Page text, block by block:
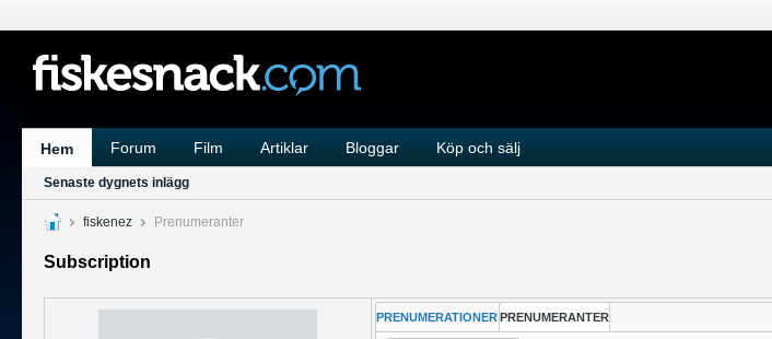
Hem Forum Film Artiklar Bloggar Köp och sälj
Senaste dygnets inlägg
fiskenez Prenumeranter
Subscription
PRENUMERATIONER PRENUMERANTER